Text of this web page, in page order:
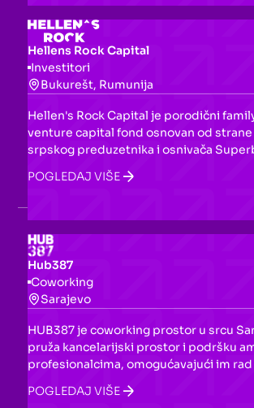
Hellens Rock Capital
Investitori
Bukurešt, Rumunija
Hellen's Rock Capital je porodični
venture capital fond osnovan od strane
srpskog preduzetnika i osnivača
Ulaže u inovativne tehnološke startape
zdravstvo, fintech i blockchain, s ciljem
CEE regionu.
POGLEDAJ VIŠE
Hub387
Coworking
Sarajevo
HUB387 je coworking prostor u srcu
pruža kancelarijski prostor i podršku
profesionalcima, omogućavajući im rad
inspirativnoj i podržavajućoj zajednici.
POGLEDAJ VIŠE